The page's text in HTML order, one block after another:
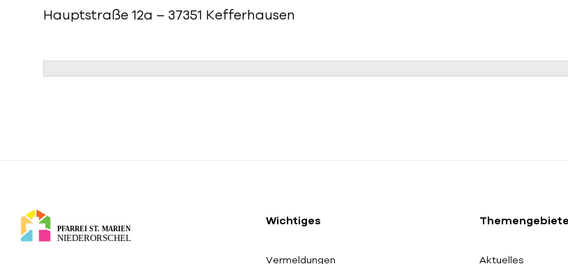
Hauptstraße 12a – 37351 Kefferhausen
Wichtiges
Vermeldungen
Themengebiete
Aktuelles